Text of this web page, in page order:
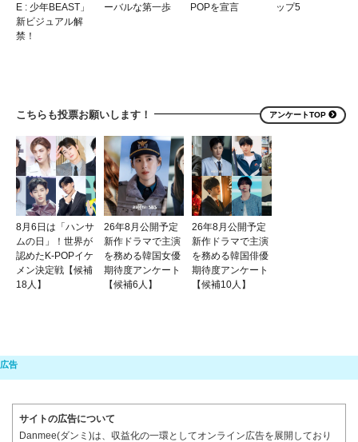
E : 少年BEAST」
新ビジュアル解
禁！
ーバルな第一歩
POPを宣言
ップ5
こちらも投票お願いします！ アンケートTOP
8月6日は「ハンサ
ムの日」！世界が
認めたK-POPイケ
メン決定戦【候補
18人】
26年8月公開予定
新作ドラマで主演
を務める韓国女優
期待度アンケート
【候補6人】
26年8月公開予定
新作ドラマで主演
を務める韓国俳優
期待度アンケート
【候補10人】
サイトの広告について
Danmee(ダンミ)は、収益化の一環としてオンライン広告を展開しており